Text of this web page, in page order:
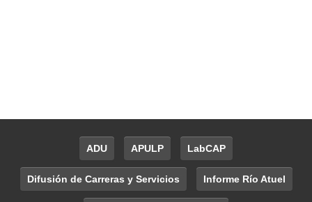
ADU APULP LabCAP
Difusión de Carreras y Servicios Informe Río Atuel